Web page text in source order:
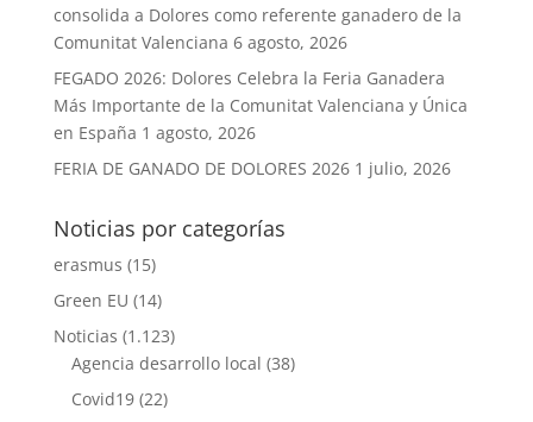
consolida a Dolores como referente ganadero de la
Comunitat Valenciana 6 agosto, 2026
FEGADO 2026: Dolores Celebra la Feria Ganadera
Más Importante de la Comunitat Valenciana y Única
en España 1 agosto, 2026
FERIA DE GANADO DE DOLORES 2026 1 julio, 2026
Noticias por categorías
erasmus (15)
Green EU (14)
Noticias (1.123)
Agencia desarrollo local (38)
Covid19(22)